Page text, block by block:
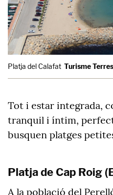
Platja del Calafat Turisme
Tot i estar integrada,
tranquil i íntim,
busquen platges
Platja de Cap Roig
A la població del